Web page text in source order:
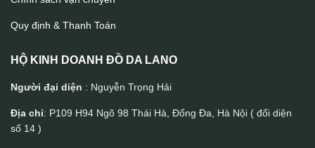
Quy định & Thanh Toán
HỘ KINH DOANH ĐỒ DA LANO
Người đại diện : Nguyễn Trọng Hải
Địa chỉ: P109 H94 Ngõ 98 Thái Hà, Đống Đa, Hà Nội ( đối diện
số 14 )